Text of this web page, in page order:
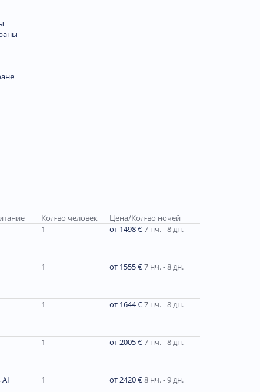
Кол-во человек
Цена/Кол-во ночей
1 от 1498 €7 нч. - 8 дн.
1 от 1555 €7 нч. - 8 дн.
1 от 1644 €7 нч. - 8 дн.
1 от 2005 €7 нч. - 8 дн.
AI 1 от 2420 €8 нч. - 9 дн.